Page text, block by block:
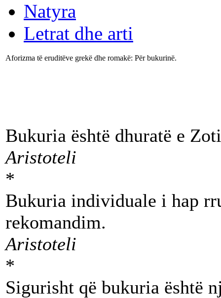
Natyra
Letrat dhe arti
Aforizma të eruditëve grekë dhe romakë: Për bukurinë.
Bukuria është dhuratë e
Aristoteli
*
Bukuria individuale i hap
rekomandim.
Aristoteli
*
Sigurisht që bukuria është